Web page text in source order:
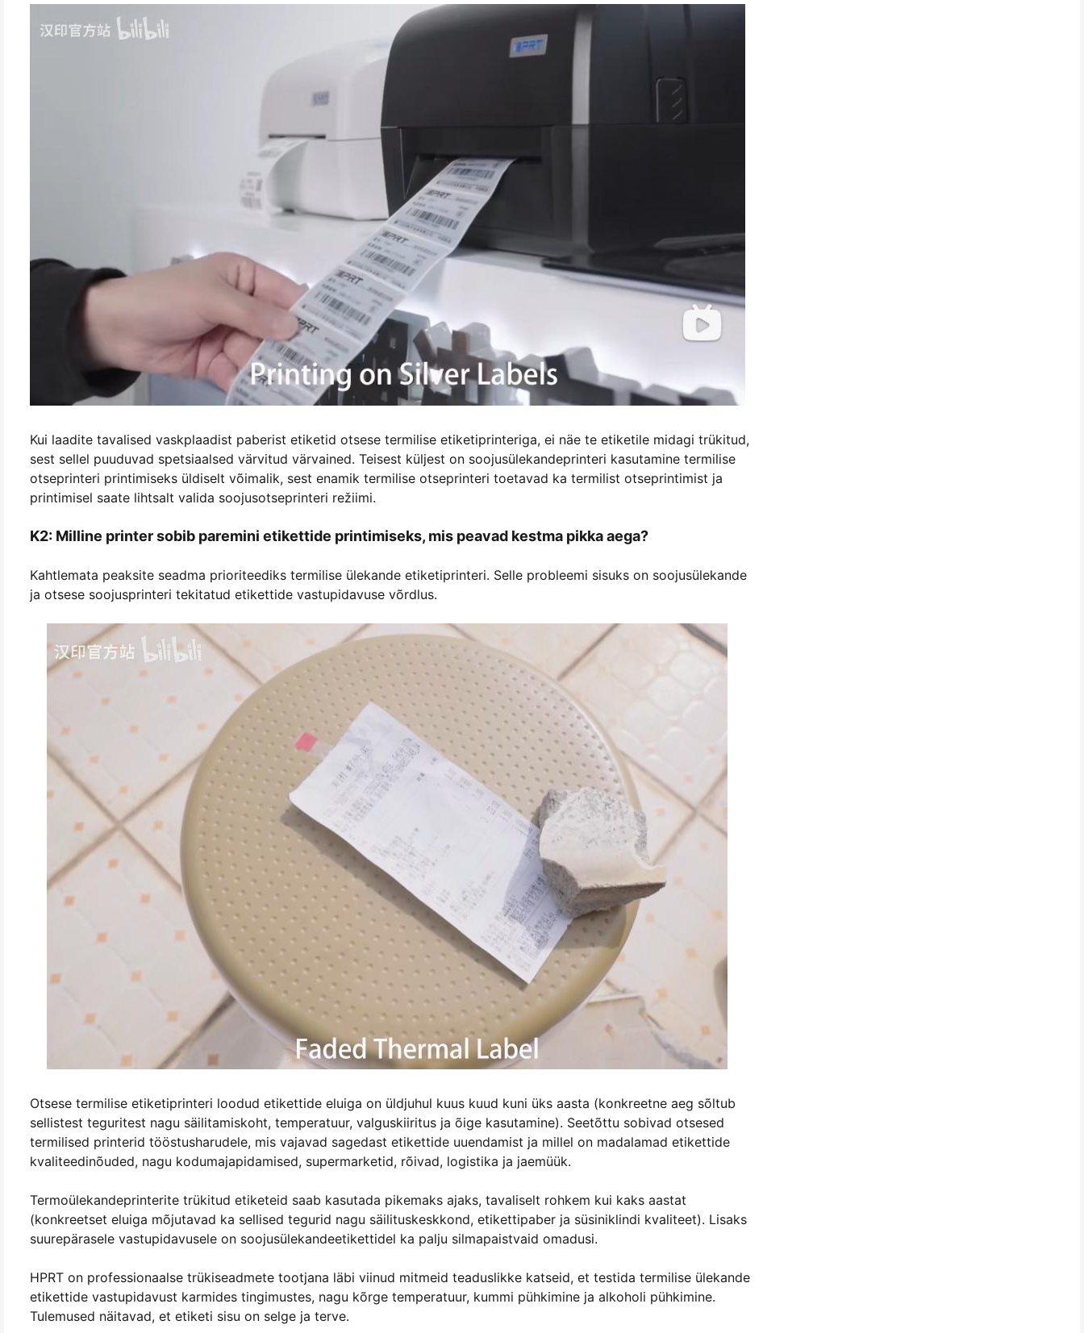
Kui laadite tavalised vaskplaadist paberist etiketid otsese termilise etiketiprinteriga, ei näe te etiketile midagi trükitud,
sest sellel puuduvad spetsiaalsed värvitud värvained. Teisest küljest on soojusülekandeprinteri kasutamine termilise
otseprinteri printimiseks üldiselt võimalik, sest enamik termilise otseprinteri toetavad ka termilist otseprintimist ja
printimisel saate lihtsalt valida soojusotseprinteri režiimi.
K2: Milline printer sobib paremini etikettide printimiseks, mis peavad kestma pikka aega?
Kahtlemata peaksite seadma prioriteediks termilise ülekande etiketiprinteri. Selle probleemi sisuks on soojusülekande
ja otsese soojusprinteri tekitatud etikettide vastupidavuse võrdlus.
Otsese termilise etiketiprinteri loodud etikettide eluiga on üldjuhul kuus kuud kuni üks aasta (konkreetne aeg sõltub
sellistest teguritest nagu säilitamiskoht, temperatuur, valguskiiritus ja õige kasutamine). Seetõttu sobivad otsesed
termilised printerid tööstusharudele, mis vajavad sagedast etikettide uuendamist ja millel on madalamad etikettide
kvaliteedinõuded, nagu kodumajapidamised, supermarketid, rõivad, logistika ja jaemüük.
Termoülekandeprinterite trükitud etiketeid saab kasutada pikemaks ajaks, tavaliselt rohkem kui kaks aastat
(konkreetset eluiga mõjutavad ka sellised tegurid nagu säilituskeskkond, etikettipaber ja süsiniklindi kvaliteet). Lisaks
suurepärasele vastupidavusele on soojusülekandeetikettidel ka palju silmapaistvaid omadusi.
HPRT on professionaalse trükiseadmete tootjana läbi viinud mitmeid teaduslikke katseid, et testida termilise ülekande
etikettide vastupidavust karmides tingimustes, nagu kõrge temperatuur, kummi pühkimine ja alkoholi pühkimine.
Tulemused näitavad, et etiketi sisu on selge ja terve.